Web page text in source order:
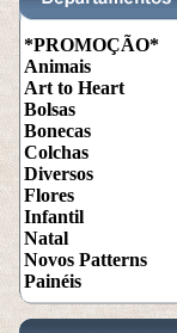
*PROMOÇÃO*
Animais
Art to Heart
Bolsas
Bonecas
Colchas
Diversos
Flores
Infantil
Natal
Novos Patterns
Painéis